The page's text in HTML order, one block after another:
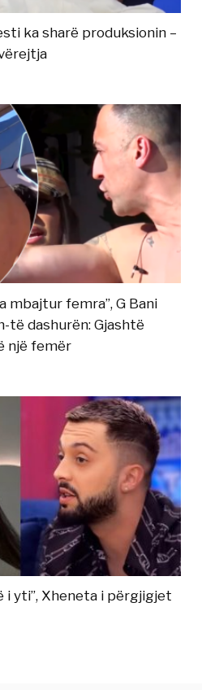
ka sharë produksionin –
mbajtur femra”, G Bani
të dashurën: Gjashtë
një femër
i yti”, Xheneta i përgjigjet